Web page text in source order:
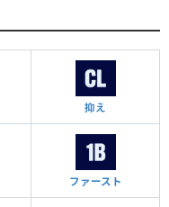
抑え
ファースト